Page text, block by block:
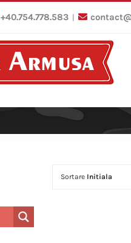
+40.754.778.583
Sortare Initiala